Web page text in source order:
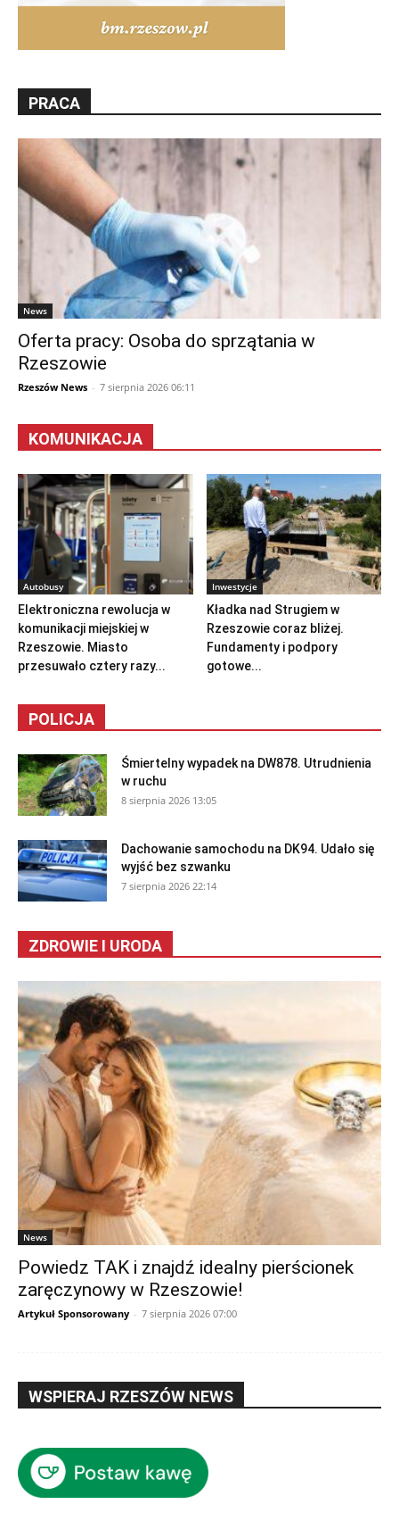
PRACA
News
Oferta pracy: Osoba do sprzątania w
Rzeszowie
Rzeszów News - 7 sierpnia 2026 06:11
KOMUNIKACJA
Autobusy
Elektroniczna rewolucja w
komunikacji miejskiej w
Rzeszowie. Miasto
przesuwało cztery razy...
Inwestycje
Kładka nad Strugiem w
Rzeszowie coraz bliżej.
Fundamenty i podpory
gotowe...
POLICJA
Śmiertelny wypadek na DW878. Utrudnienia
w ruchu
8 sierpnia 2026 13:05
Dachowanie samochodu na DK94. Udało się
wyjść bez szwanku
7 sierpnia 2026 22:14
ZDROWIE I URODA
News
Powiedz TAK i znajdź idealny pierścionek
zaręczynowy w Rzeszowie!
Artykuł Sponsorowany - 7 sierpnia 2026 07:00
WSPIERAJ RZESZÓW NEWS